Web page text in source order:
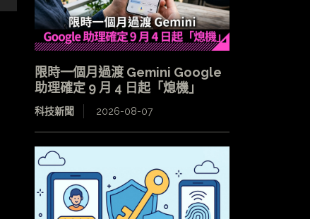
限時一個月過渡 Gemini Google
助理確定 9 月 4 日起「熄機」
科技新聞 2026-08-07